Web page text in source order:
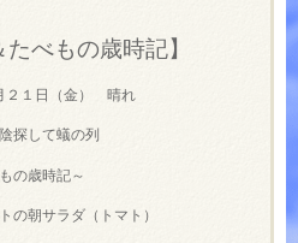
たべもの歳時記】
２１日（金） 晴れ
探して蟻の列
の歳時記～
の朝サラダ（トマト）